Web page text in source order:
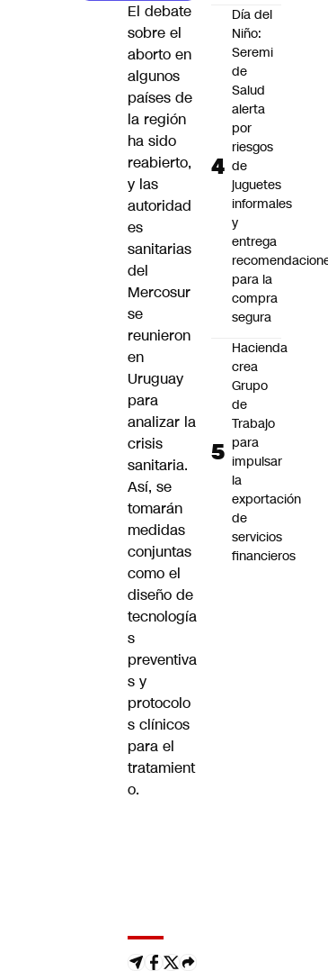
El debate
sobre el
aborto en
algunos
países de
la región
ha sido
reabierto,
y las
autoridad
es
sanitarias
del
Mercosur
se
reunieron
en
Uruguay
para
analizar la
crisis
sanitaria.
Así, se
tomarán
medidas
conjuntas
como el
diseño de
tecnología
s
preventiva
s y
protocolo
s clínicos
para el
tratamient
o.
Día del
Niño:
Seremi
de
Salud
alerta
por
riesgos
de
juguetes
informales
y
entrega
para la
compra
segura
Hacienda
crea
Grupo
de
Trabajo
para
impulsar
la
exportación
de
servicios
financieros